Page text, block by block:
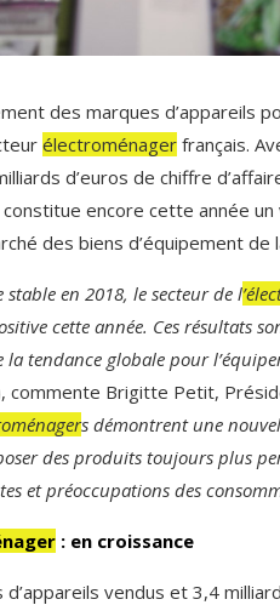
des marques d’appareils
électroménagerfrançais.
d’euros de chiffre
encore cette année
des biens d’équipement de
en 2018, le secteur de l
cette année. Ces résultats
tendance globale pour
commente Brigitte Petit,
s démontrent une
des produits toujours plus
et préoccupations des
: en croissance
d’appareils vendus et 3,4